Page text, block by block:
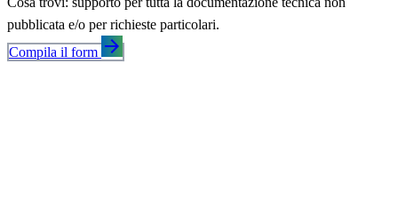
pubblicata e/o per richieste particolari.
Compila il form arrow_forward